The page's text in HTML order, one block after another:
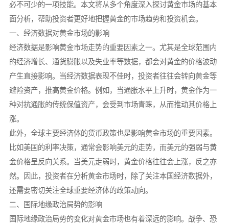
必不可少的一项技能。本文将从多个角度深入探讨黄金市场的基本
面分析，帮助投资者更好地把握黄金的市场趋势和投资机会。
一、经济数据对黄金市场的影响
经济数据是影响黄金市场走势的重要因素之一。尤其是全球范围内
的经济增长、通货膨胀以及失业率等数据，都会对黄金的价格波动
产生直接影响。当经济数据表现不佳时，投资者往往会转向黄金等
避险资产，推高黄金价格。例如，当通胀水平上升时，黄金作为一
种对抗通胀的传统保值资产，会受到市场青睐，从而推动其价格上
涨。
此外，全球主要经济体的货币政策也是影响黄金市场的重要因素。
比如美国的利率决策，通常会影响美元的走势，而美元的强弱与黄
金价格呈反向关系。当美元走弱时，黄金价格往往会上涨，反之亦
然。因此，投资者在分析黄金市场时，除了关注本国经济数据外，
还需要密切关注全球重要经济体的政策动向。
二、国际地缘政治局势的影响
国际地缘政治局势的变化对黄金市场也有着深远的影响。战争、恐